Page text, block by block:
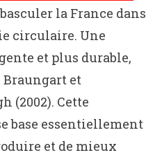
la France dans
circulaire. Une
et plus durable,
et
(2002). Cette
base essentiellement
et de mieux